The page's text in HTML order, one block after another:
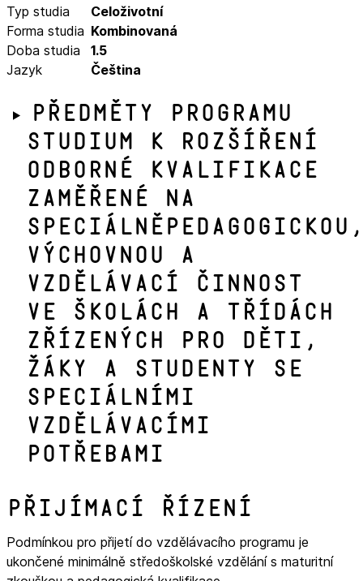
Typ studia
Celoživotní
Forma studia Kombinovaná
Doba studia
1.5
Jazyk
Čeština
Předměty programu
Studium k rozšíření
odborné kvalifikace
zaměřené na
výchovnou a
vzdělávací činnost
ve školách a třídách
zřízených pro děti,
žáky a studenty se
speciálními
vzdělávacími
potřebami
Přijímací řízení
Podmínkou pro přijetí do vzdělávacího programu je
ukončené minimálně středoškolské vzdělání s maturitní